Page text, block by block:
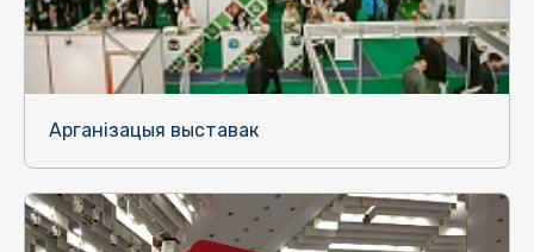
Арганізацыя выставак